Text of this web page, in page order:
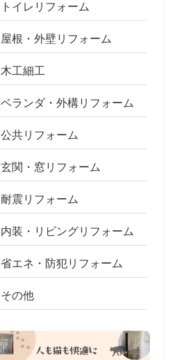
トイレリフォーム
屋根・外壁リフォーム
木工細工
ベランダ・外構リフォーム
公共リフォーム
玄関・窓リフォーム
耐震リフォーム
内装・リビングリフォーム
省エネ・防犯リフォーム
その他